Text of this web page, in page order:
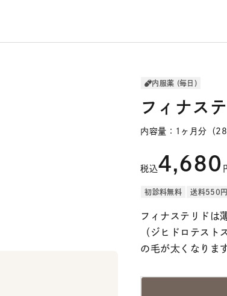
内服薬 (毎日)
フィナス
内容量：1ヶ月分（28
税込4,680
初診料無料 送料550円
フィナステリドは
（ジヒドロテスト
の毛が太くなりま